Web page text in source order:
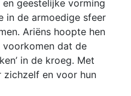
geestelijke vorming
in de armoedige sfeer
Ariëns hoopte hen
dat de
in de kroeg. Met
zichzelf en voor hun